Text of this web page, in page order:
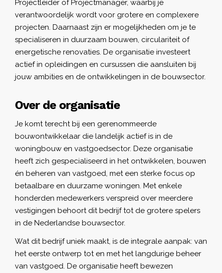
Projectleider of Projectmanager, waarbij je
verantwoordelijk wordt voor grotere en complexere
projecten. Daarnaast zijn er mogelijkheden om je te
specialiseren in duurzaam bouwen, circulariteit of
energetische renovaties. De organisatie investeert
actief in opleidingen en cursussen die aansluiten bij
jouw ambities en de ontwikkelingen in de bouwsector.
Over de organisatie
Je komt terecht bij een gerenommeerde
bouwontwikkelaar die landelijk actief is in de
woningbouw en vastgoedsector. Deze organisatie
heeft zich gespecialiseerd in het ontwikkelen, bouwen
én beheren van vastgoed, met een sterke focus op
betaalbare en duurzame woningen. Met enkele
honderden medewerkers verspreid over meerdere
vestigingen behoort dit bedrijf tot de grotere spelers
in de Nederlandse bouwsector.
Wat dit bedrijf uniek maakt, is de integrale aanpak: van
het eerste ontwerp tot en met het langdurige beheer
van vastgoed. De organisatie heeft bewezen